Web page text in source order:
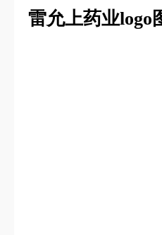
雷允上药业logo